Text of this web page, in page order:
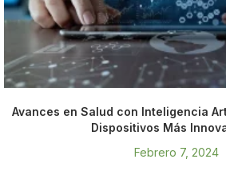
Avances en Salud con Inteligencia
Dispositivos Más
Febrero 7, 2024